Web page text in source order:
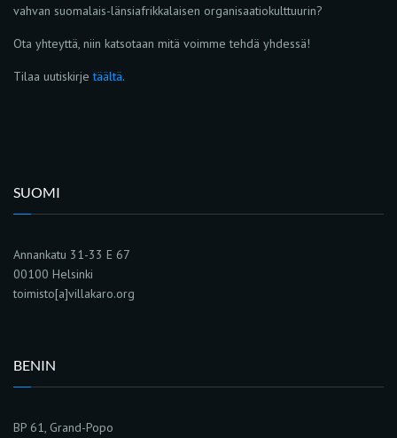
vahvan suomalais-länsiafrikkalaisen organisaatiokulttuurin?
Ota yhteyttä, niin katsotaan mitä voimme tehdä yhdessä!
Tilaa uutiskirjetäältä.
SUOMI
Annankatu 31-33 E 67
00100 Helsinki
toimisto[a]villakaro.org
BENIN
BP 61, Grand-Popo